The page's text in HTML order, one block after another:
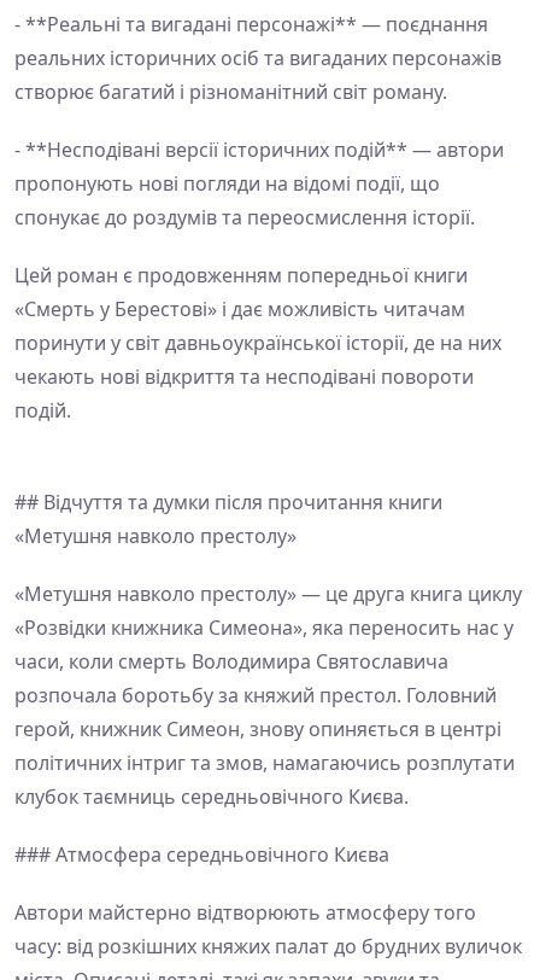
- **Реальні та вигадані персонажі** — поєднання
реальних історичних осіб та вигаданих персонажів
створює багатий і різноманітний світ роману.
- **Несподівані версії історичних подій** — автори
пропонують нові погляди на відомі події, що
спонукає до роздумів та переосмислення історії.
Цей роман є продовженням попередньої книги
«Смерть у Берестові» і дає можливість читачам
поринути у світ давньоукраїнської історії, де на них
чекають нові відкриття та несподівані повороти
подій.
## Відчуття та думки після прочитання книги
«Метушня навколо престолу»
«Метушня навколо престолу» — це друга книга циклу
«Розвідки книжника Симеона», яка переносить нас у
часи, коли смерть Володимира Святославича
розпочала боротьбу за княжий престол. Головний
герой, книжник Симеон, знову опиняється в центрі
політичних інтриг та змов, намагаючись розплутати
клубок таємниць середньовічного Києва.
### Атмосфера середньовічного Києва
Автори майстерно відтворюють атмосферу того
часу: від розкішних княжих палат до брудних вуличок